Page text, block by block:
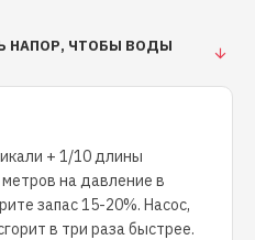
оболочка —
плёнка и
в сочетании с
воздуха от -25°C
НАПОР, ЧТОБЫ ВОДЫ
+ 1/10 длины
на давление в
запас 15-20%. Насос,
в три раза быстрее.